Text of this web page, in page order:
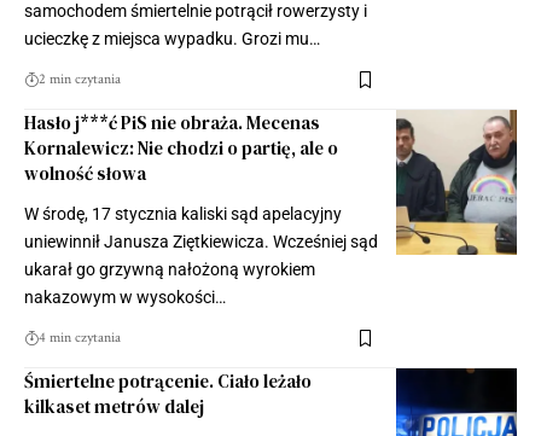
samochodem śmiertelnie potrącił rowerzysty i
ucieczkę z miejsca wypadku. Grozi mu…
2 min czytania
Hasło j***ć PiS nie obraża. Mecenas
Kornalewicz: Nie chodzi o partię, ale o
wolność słowa
W środę, 17 stycznia kaliski sąd apelacyjny
uniewinnił Janusza Ziętkiewicza. Wcześniej sąd
ukarał go grzywną nałożoną wyrokiem
nakazowym w wysokości…
4 min czytania
Śmiertelne potrącenie. Ciało leżało
kilkaset metrów dalej